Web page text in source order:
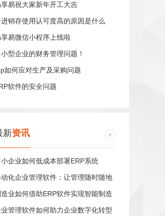
易祝大家新年开工大吉
销存使用认可度高的原因是什么
易微信小程序上线啦
型企业的财务管理问题！
如何应对生产及采购问题
软件的安全问题
新资讯
企业如何低成本部署ERP系统
化企业管理软件：让管理随时随地
业如何借助ERP软件实现智能制造
管理软件如何助力企业数字化转型